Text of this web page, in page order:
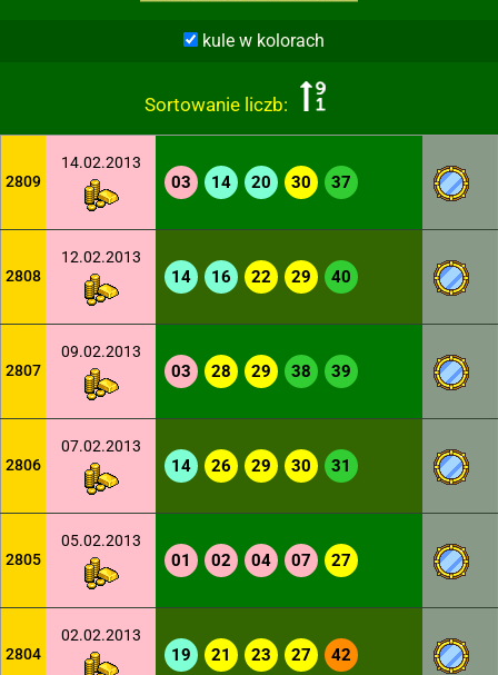
kule w kolorach
Sortowanie liczb:
2809
14.02.2013
03 14 20 30 37
2808
12.02.2013
14 16 22 29 40
2807
09.02.2013
03 28 29 38 39
2806
07.02.2013
14 26 29 30 31
2805
05.02.2013
01 02 04 07 27
2804
02.02.2013
19 21 23 27 42